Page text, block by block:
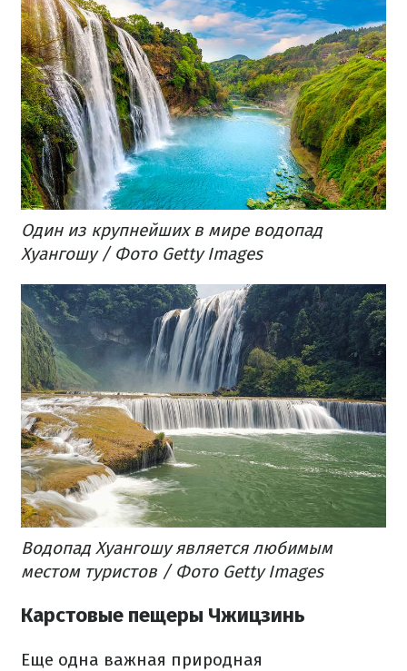
Один из крупнейших в мире водопад
Хуангошу / Фото Getty Images
Водопад Хуангошу является любимым
местом туристов / Фото Getty Images
Карстовые пещеры Чжицзинь
Еще одна важная природная